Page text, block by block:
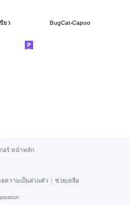
ยว BugCat-Capoo
กอร์ หน้าหลัก
ยความเป็นส่วนตัว | ช่วยเหลือ